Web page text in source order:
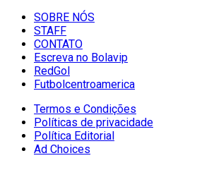
SOBRE NÓS
STAFF
CONTATO
Escreva no Bolavip
RedGol
Futbolcentroamerica
Termos e Condições
Políticas de privacidade
Política Editorial
Ad Choices